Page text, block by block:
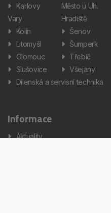
Karlovy
Vary
Kolín
Litomyšl
Olomouc
Slušovice
Město u Uh.
Hradiště
Šenov
Šumperk
Třebíč
Všejany
Dílenská a servisní technika
Informace
Aktuality